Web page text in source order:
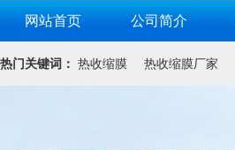
网站首页 公司简介
热门关键词： 热收缩膜 热收缩膜厂家